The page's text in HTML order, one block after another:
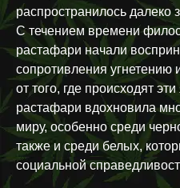
распространилось далеко
С течением времени
растафари начали
сопротивления угнетению
от того, где происходят
растафари вдохновила
миру, особенно среди
также и среди белых,
социальной